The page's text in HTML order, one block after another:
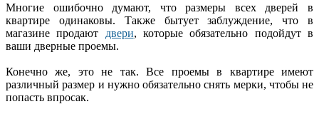
Многие ошибочно думают, что размеры всех дверей в
квартире одинаковы. Также бытует заблуждение, что в
магазине продают двери, которые обязательно подойдут в
ваши дверные проемы.
Конечно же, это не так. Все проемы в квартире имеют
различный размер и нужно обязательно снять мерки, чтобы не
попасть впросак.